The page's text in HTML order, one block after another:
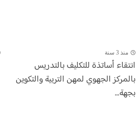
منذ 3 سنة
انتقاء أساتذة للتكليف بالتدريس
بالمركز الجهوي لمهن التربية والتكوين
بجهة...